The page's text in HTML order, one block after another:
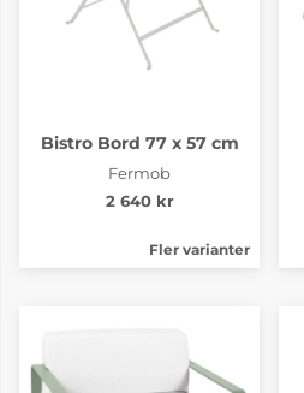
Bistro Bord 77 x 57 cm
Fermob
2 640 kr
Fler varianter